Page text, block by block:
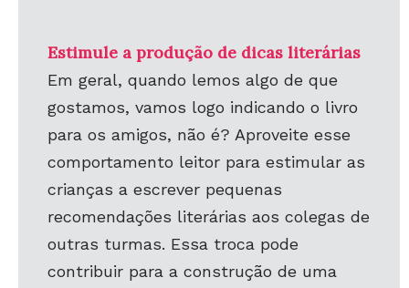
Estimule a produção de dicas literárias
Em geral, quando lemos algo de que
gostamos, vamos logo indicando o livro
para os amigos, não é? Aproveite esse
comportamento leitor para estimular as
crianças a escrever pequenas
recomendações literárias aos colegas de
outras turmas. Essa troca pode
contribuir para a construção de uma